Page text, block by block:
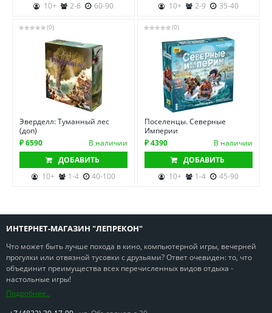
10+
2-6 60-90
10+
2-9 35-40
(0)
Эверделл: Туманный лес
(доп)
₽ 6590
В наличии
ДОБАВИТЬ
10+
1-4 40-100
(0)
Поселенцы. Северные
Империи
₽ 4390
В наличии
ДОБАВИТЬ
10+
1-4 45-90
ИНТЕРНЕТ-МАГАЗИН "ЛЕПРЕКОН"
Что может быть лучше похода в кино, компьютерной игры, вечерней
прогулки или отвязной тусовки с друзьями? Ответ очевиден: то, что
объединит преимущества всех перечисленных видов отдыха -
настольные игры!
Подробнее..